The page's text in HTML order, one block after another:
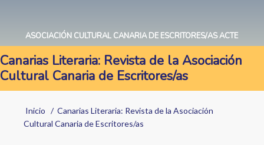
ASOCIACIÓN CULTURAL CANARIA DE ESCRITORES/AS ACTE
Canarias Literaria: Revista de la Asociación
Cultural Canaria de Escritores/as
Sobrescribir
enlaces
Inicio
Canarias Literaria: Revista de la Asociación
Cultural Canaria de Escritores/as